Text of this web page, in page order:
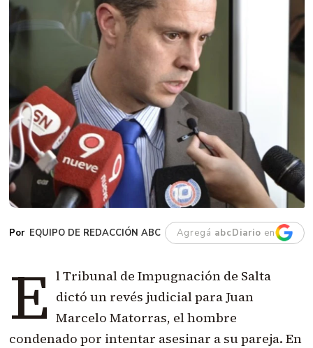
EQUIPO DE REDACCIÓN ABC Agregá abcDiario en
E l Tribunal de Impugnación de Salta
dictó un revés judicial para Juan
Marcelo Matorras, el hombre
condenado por intentar asesinar a su pareja. En